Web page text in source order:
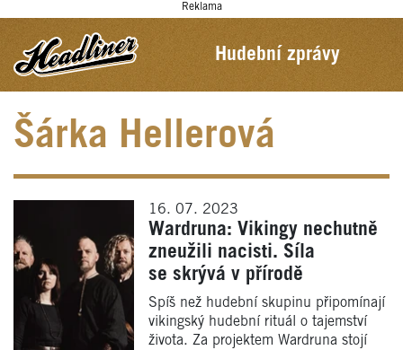
Reklama
Hudební zprávy
Šárka Hellerová
16. 07. 2023
Wardruna: Vikingy nechutně
zneužili nacisti. Síla
se skrývá v přírodě
Spíš než hudební skupinu připomínají
vikingský hudební rituál o tajemství
života. Za projektem Wardruna stojí